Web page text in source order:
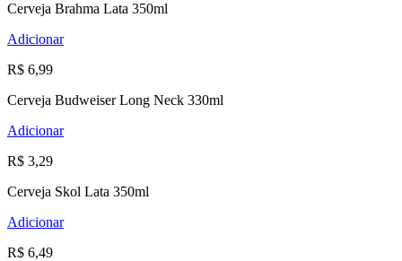
Cerveja Brahma Lata 350ml
Adicionar
R$ 6,99
Cerveja Budweiser Long Neck 330ml
Adicionar
R$ 3,29
Cerveja Skol Lata 350ml
Adicionar
R$ 6,49